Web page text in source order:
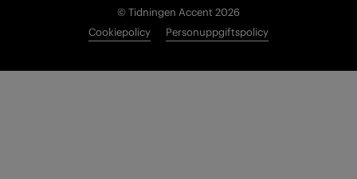
© Tidningen Accent 2026
Cookiepolicy
Personuppgiftspolicy